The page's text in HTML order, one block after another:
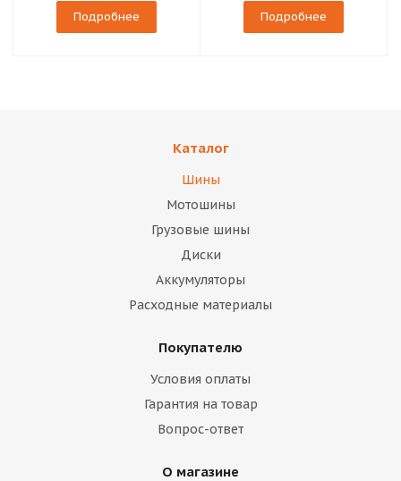
Подробнее Подробнее
Каталог
Шины
Мотошины
Грузовые шины
Диски
Аккумуляторы
Расходные материалы
Покупателю
Условия оплаты
Гарантия на товар
Вопрос-ответ
О магазине